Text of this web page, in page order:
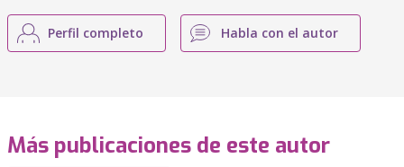
Perfil completo Habla con el autor
Más publicaciones de este autor